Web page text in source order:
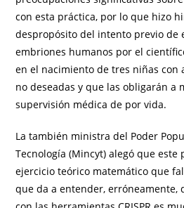
con esta práctica, por lo que hizo
despropósito del intento previo de
embriones humanos por el
en el nacimiento de tres niñas con
no deseadas y que las obligarán a
supervisión médica de por vida.
La también ministra del Poder
Tecnología (Mincyt) alegó que este
ejercicio teórico matemático que
que da a entender, erróneamente,